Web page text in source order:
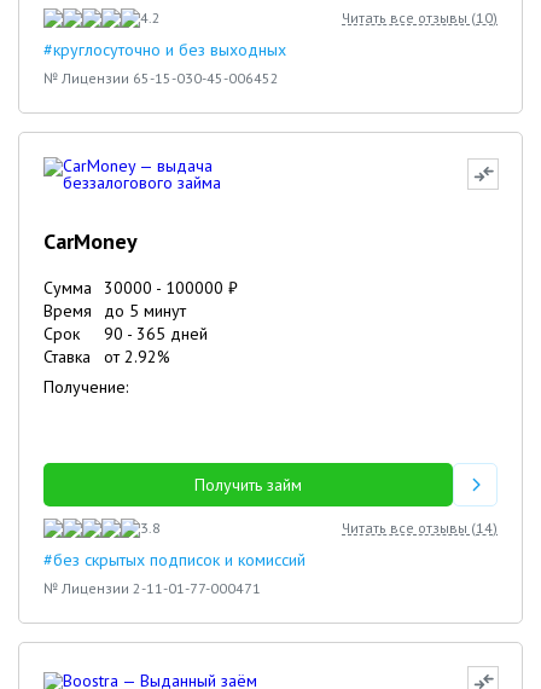
4.2 Читать все отзывы (10)
#круглосуточно и без выходных
№ Лицензии 65-15-030-45-006452
CarMoney
Сумма 30000 - 100000 ₽
Время
до 5 минут
Срок
90 - 365 дней
Ставка
от2.92%
Получение:
Получить займ
3.8 Читать все отзывы (14)
#без скрытых подписок и комиссий
№ Лицензии 2-11-01-77-000471